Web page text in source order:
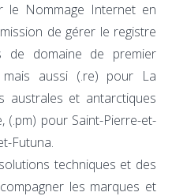
le Nommage Internet en
de gérer le registre
de domaine de premier
aussi (.re) pour La
australes et antarctiques
(.pm) pour Saint-Pierre-et-
Futuna.
techniques et des
les marques et